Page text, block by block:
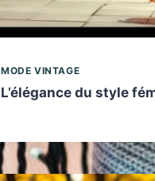
MODE VINTAGE
L’élégance du style